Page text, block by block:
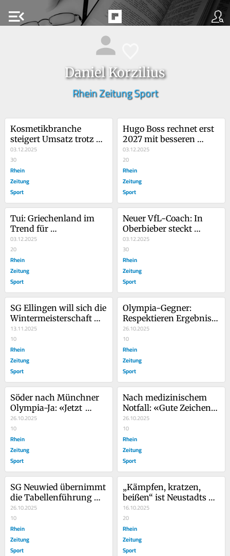
menu_open
Daniel Korzilius
Rhein Zeitung Sport
Kosmetikbranche
steigert Umsatz trotz
Konsumflaute
03.12.2025
30
Rhein
Zeitung
Sport
Hugo Boss rechnet erst
2027 mit besseren
Geschäften
03.12.2025
20
Rhein
Zeitung
Sport
Tui: Griechenland im
Trend für
Sommerurlaub 2026
03.12.2025
20
Rhein
Zeitung
Sport
Neuer VfL-Coach: In
Oberbieber steckt
richtig Potenzial
03.12.2025
30
Rhein
Zeitung
Sport
SG Ellingen will sich die
Wintermeisterschaft
sichern
13.11.2025
10
Rhein
Zeitung
Sport
Olympia-Gegner:
Respektieren Ergebnis
der Bürgerbefragung
26.10.2025
10
Rhein
Zeitung
Sport
Söder nach Münchner
Olympia-Ja: «Jetzt
starten wir durch»
26.10.2025
10
Rhein
Zeitung
Sport
Nach medizinischem
Notfall: «Gute Zeichen»
vom Mainzer Fan
26.10.2025
10
Rhein
Zeitung
Sport
SG Neuwied übernimmt
die Tabellenführung
des CSV
26.10.2025
10
Rhein
Zeitung
Sport
„Kämpfen, kratzen,
beißen“ ist Neustadts
neue Devise
16.10.2025
20
Rhein
Zeitung
Sport